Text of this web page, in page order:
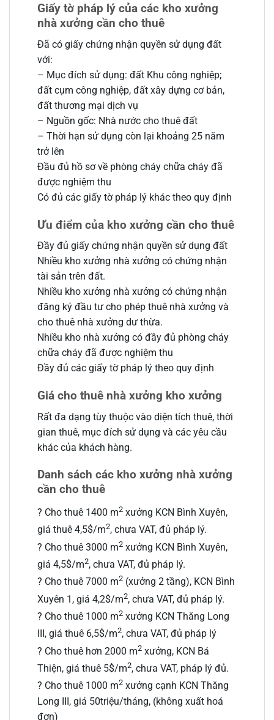
Giấy tờ pháp lý của các kho xưởng
nhà xưởng cần cho thuê
Đã có giấy chứng nhận quyền sử dụng đất
với:
– Mục đích sử dụng: đất Khu công nghiệp;
đất cụm công nghiệp, đất xây dựng cơ bản,
đất thương mại dịch vụ
– Nguồn gốc: Nhà nước cho thuê đất
– Thời hạn sử dụng còn lại khoảng 25 năm
trở lên
Đầu đủ hồ sơ về phòng cháy chữa cháy đã
được nghiệm thu
Có đủ các giấy tờ pháp lý khác theo quy định
Ưu điểm của kho xưởng cần cho thuê
Đầy đủ giấy chứng nhận quyền sử dụng đất
Nhiều kho xưởng nhà xưởng có chứng nhận
tài sản trên đất.
Nhiều kho xưởng nhà xưởng có chứng nhận
đăng ký đầu tư cho phép thuê nhà xưởng và
cho thuê nhà xưởng dư thừa.
Nhiều kho nhà xưởng có đầy đủ phòng cháy
chữa cháy đã được nghiệm thu
Đầy đủ các giấy tờ pháp lý theo quy định
Giá cho thuê nhà xưởng kho xưởng
Rất đa dạng tùy thuộc vào diện tích thuê, thời
gian thuê, mục đích sử dụng và các yêu cầu
khác của khách hàng.
Danh sách các kho xưởng nhà xưởng
cần cho thuê
? Cho thuê 1400 m2 xưởng KCN Bình Xuyên,
giá thuê 4,5$/m2, chưa VAT, đủ pháp lý.
? Cho thuê 3000 m2 xưởng KCN Bình Xuyên,
giá 4,5$/m2, chưa VAT, đủ pháp lý.
? Cho thuê 7000 m2 (xưởng 2 tầng), KCN Bình
Xuyên 1, giá 4,2$/m2, chưa VAT, đủ pháp lý.
? Cho thuê 1000 m2 xưởng KCN Thăng Long
III, giá thuê 6,5$/m2, chưa VAT, đủ pháp lý
? Cho thuê hơn 2000 m2 xưởng, KCN Bá
Thiện, giá thuê 5$/m2, chưa VAT, pháp lý đủ.
? Cho thuê 1000 m2 xưởng cạnh KCN Thăng
Long III, giá 50triệu/tháng, (không xuất hoá
đơn)